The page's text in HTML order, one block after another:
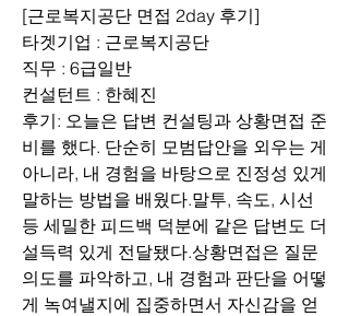
[근로복지공단 면접 2day 후기]
타겟기업 : 근로복지공단
직무 : 6급일반
컨설턴트 : 한혜진
후기: 오늘은 답변 컨설팅과 상황면접 준
비를 했다. 단순히 모범답안을 외우는 게
아니라, 내 경험을 바탕으로 진정성 있게
말하는 방법을 배웠다.말투, 속도, 시선
등 세밀한 피드백 덕분에 같은 답변도 더
설득력 있게 전달됐다.상황면접은 질문
의도를 파악하고, 내 경험과 판단을 어떻
게 녹여낼지에 집중하면서 자신감을 얻